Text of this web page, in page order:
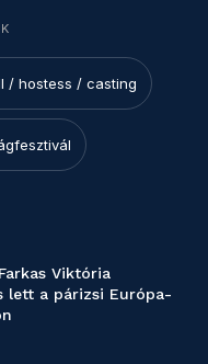
/ hostess / casting
Viktória
lett a párizsi Európa-